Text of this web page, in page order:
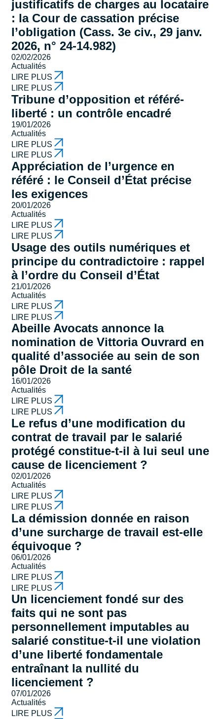
justificatifs de charges au locataire
: la Cour de cassation précise
l’obligation (Cass. 3e civ., 29 janv.
2026, n° 24-14.982)
02/02/2026
Actualités
LIRE PLUS
LIRE PLUS
Tribune d’opposition et référé-
liberté : un contrôle encadré
19/01/2026
Actualités
LIRE PLUS
LIRE PLUS
Appréciation de l’urgence en
référé : le Conseil d’État précise
les exigences
20/01/2026
Actualités
LIRE PLUS
LIRE PLUS
Usage des outils numériques et
principe du contradictoire : rappel
à l’ordre du Conseil d’État
21/01/2026
Actualités
LIRE PLUS
LIRE PLUS
Abeille Avocats annonce la
nomination de Vittoria Ouvrard en
qualité d’associée au sein de son
pôle Droit de la santé
16/01/2026
Actualités
LIRE PLUS
LIRE PLUS
Le refus d’une modification du
contrat de travail par le salarié
protégé constitue-t-il à lui seul une
cause de licenciement ?
02/01/2026
Actualités
LIRE PLUS
LIRE PLUS
La démission donnée en raison
d’une surcharge de travail est-elle
équivoque ?
06/01/2026
Actualités
LIRE PLUS
LIRE PLUS
Un licenciement fondé sur des
faits qui ne sont pas
personnellement imputables au
salarié constitue-t-il une violation
d’une liberté fondamentale
entraînant la nullité du
licenciement ?
07/01/2026
Actualités
LIRE PLUS